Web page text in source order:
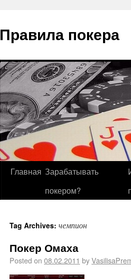
Правила покера
Главная Зарабатывать
покером?
Tag Archives: чемпион
Покер Омаха
Posted on 08.02.2011 by